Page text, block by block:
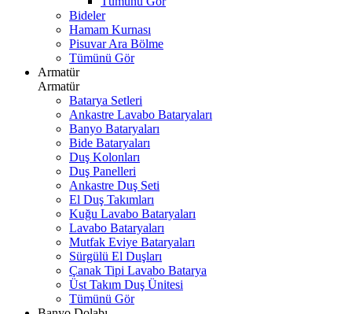
Bideler
Hamam Kurnası
Pisuvar Ara Bölme
Tümünü Gör
Armatür
Armatür
Batarya Setleri
Ankastre Lavabo Bataryaları
Banyo Bataryaları
Bide Bataryaları
Duş Kolonları
Duş Panelleri
Ankastre Duş Seti
El Duş Takımları
Kuğu Lavabo Bataryaları
Lavabo Bataryaları
Mutfak Eviye Bataryaları
Sürgülü El Duşları
Çanak Tipi Lavabo Batarya
Üst Takım Duş Ünitesi
Tümünü Gör